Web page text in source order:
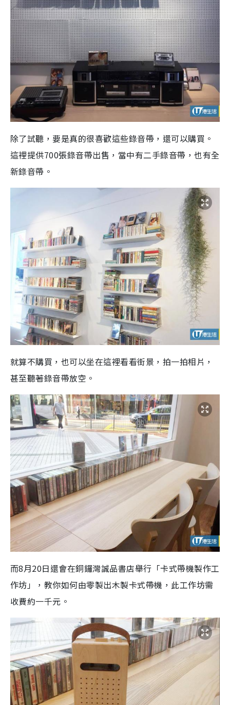
除了試聽，要是真的很喜歡這些錄音帶，還可以購買。
這裡提供700張錄音帶出售，當中有二手錄音帶，也有全
新錄音帶。
就算不購買，也可以坐在這裡看看街景，拍一拍相片，
甚至聽著錄音帶放空。
而8月20日還會在銅鑼灣誠品書店舉行「卡式帶機製作工
作坊」，教你如何由零製出木製卡式帶機，此工作坊需
收費約一千元。